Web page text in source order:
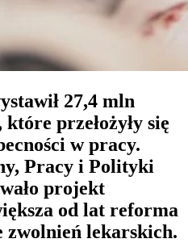
27,4 mln
przełożyły się
w pracy.
Pracy i Polityki
projekt
od lat reforma
zwolnień lekarskich.